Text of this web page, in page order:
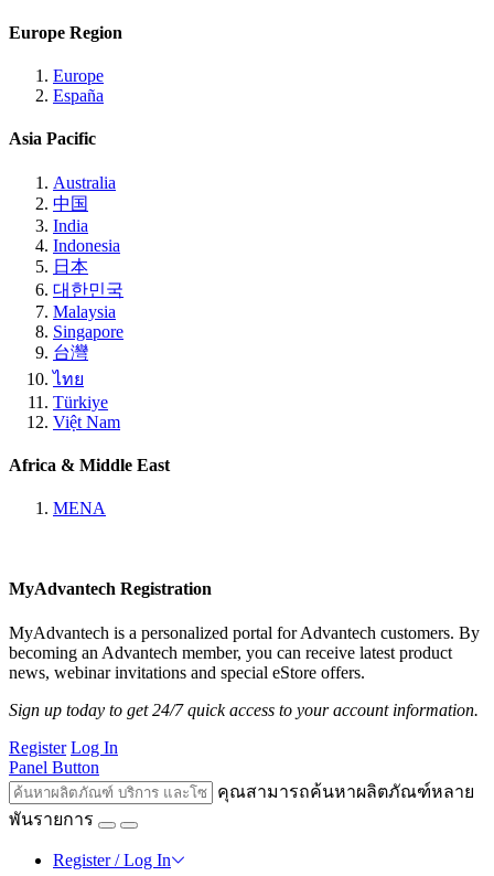
Europe Region
Europe
España
Asia Pacific
Australia
中国
India
Indonesia
日本
대한민국
Malaysia
Singapore
台灣
ไทย
Türkiye
Việt Nam
Africa & Middle East
MENA
MyAdvantech Registration
MyAdvantech is a personalized portal for Advantech customers. By
becoming an Advantech member, you can receive latest product
news, webinar invitations and special eStore offers.
Sign up today to get 24/7 quick access to your account information.
Register Log In
Panel Button
คุณสามารถค้นหาผลิตภัณฑ์หลาย
พันรายการ
Register / Log In